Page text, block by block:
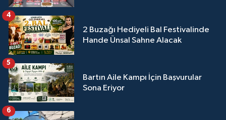
2 Buzağı Hediyeli Bal Festivalinde
Hande Ünsal Sahne Alacak
4
Bartın Aile Kampı İçin Başvurular
Sona Eriyor
5
6